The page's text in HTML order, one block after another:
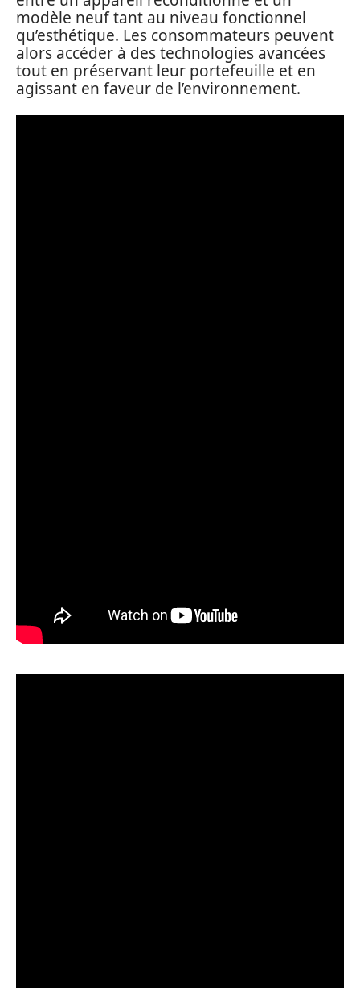
modèle neuf tant au niveau fonctionnel
qu’esthétique. Les consommateurs peuvent
alors accéder à des technologies avancées
tout en préservant leur portefeuille et en
agissant en faveur de l’environnement.